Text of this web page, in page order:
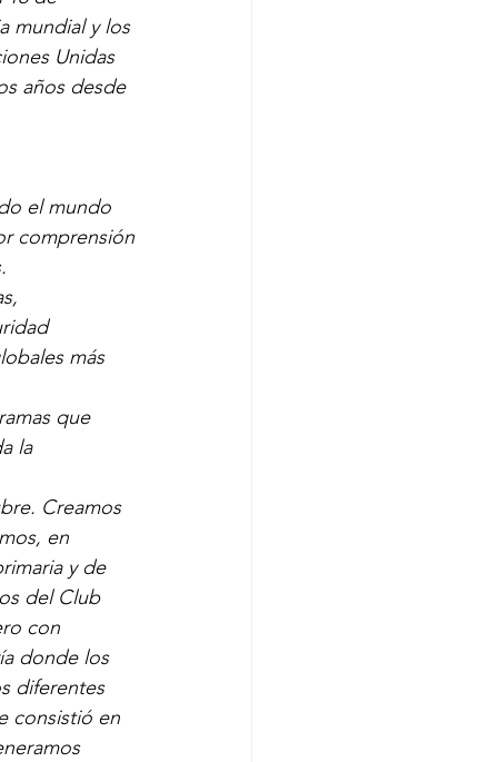
mundial y los
Unidas
años desde
el mundo
comprensión
más
que
la
Creamos
en
y de
del Club
con
donde los
diferentes
consistió en